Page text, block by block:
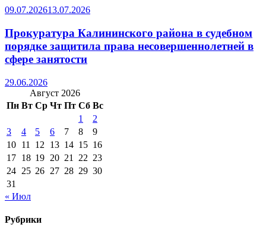
09.07.202613.07.2026
Прокуратура Калининского района в судебном
порядке защитила права несовершеннолетней в
сфере занятости
29.06.2026
Август 2026
Пн Вт Ср Чт Пт Сб Вс
1
2
3
4 5 6 7 8
9
10 11 12 13 14 15 16
17 18 19 20 21 22 23
24 25 26 27 28 29 30
31
« Июл
Рубрики